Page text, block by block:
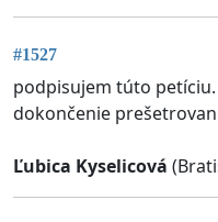
#1527
podpisujem túto petíciu.
dokončenie
Ľubica Kyselicová